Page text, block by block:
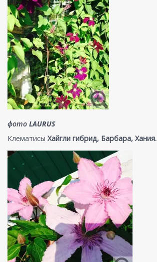
фото LAURUS
Клематисы Хайгли гибрид, Барбара, Хания.